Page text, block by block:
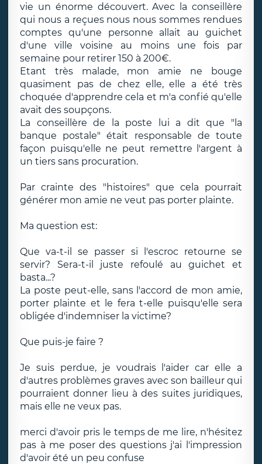
vie un énorme découvert. Avec la conseillère
qui nous a reçues nous nous sommes rendues
comptes qu'une personne allait au guichet
d'une ville voisine au moins une fois par
semaine pour retirer 150 à 200€.
Etant très malade, mon amie ne bouge
quasiment pas de chez elle, elle a été très
choquée d'apprendre cela et m'a confié qu'elle
avait des soupçons.
La conseillère de la poste lui a dit que "la
banque postale" était responsable de toute
façon puisqu'elle ne peut remettre l'argent à
un tiers sans procuration.
Par crainte des "histoires" que cela pourrait
générer mon amie ne veut pas porter plainte.
Ma question est:
Que va-t-il se passer si l'escroc retourne se
servir? Sera-t-il juste refoulé au guichet et
basta...?
La poste peut-elle, sans l'accord de mon amie,
porter plainte et le fera t-elle puisqu'elle sera
obligée d'indemniser la victime?
Que puis-je faire ?
Je suis perdue, je voudrais l'aider car elle a
d'autres problèmes graves avec son bailleur qui
pourraient donner lieu à des suites juridiques,
mais elle ne veux pas.
merci d'avoir pris le temps de me lire, n'hésitez
pas à me poser des questions j'ai l'impression
d'avoir été un peu confuse